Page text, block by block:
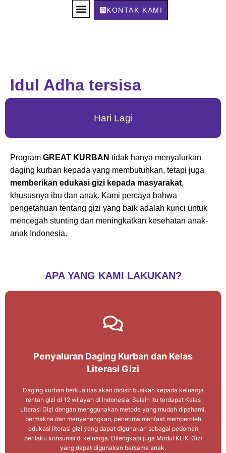
KONTAK KAMI
Idul Adha tersisa
Hari Lagi
Program GREAT KURBAN tidak hanya menyalurkan
daging kurban kepada yang membutuhkan, tetapi juga
memberikan edukasi gizi kepada masyarakat,
khususnya ibu dan anak. Kami percaya bahwa
pengetahuan tentang gizi yang baik adalah kunci untuk
mencegah stunting dan meningkatkan kesehatan anak-
anak Indonesia.
APA YANG KAMI LAKUKAN?
Penyaluran Daging Kurban dan Kelas
Literasi Gizi
Daging kurban berkualitas akan didistribusikan kepada keluarga
rentan gizi di 12 wilayah di Indonesia. Selain itu terdapat Kelas
Literasi Gizi dengan menggunakan metode yang mudah dipahami,
bermakna dan menyenangkan, penerima manfaat memperoleh
edukasi literasi gizi yang dapat digunakan sebagai pedoman
perilaku konsumsi di keluarga. Dilengkapi juga Modul KLiK-Gizi
yang dapat digunakan bersama anak.
Penyaluran Daging Kurban dan Kelas
Literasi Gizi
Daging kurban berkualitas akan didistribusikan kepada keluarga
rentan gizi di 12 wilayah di Indonesia. Selain itu terdapat Kelas
Literasi Gizi dengan menggunakan metode yang mudah dipahami,
bermakna dan menyenangkan, penerima manfaat memperoleh
edukasi literasi gizi yang dapat digunakan sebagai pedoman
perilaku konsumsi di keluarga. Dilengkapi juga Modul KLiK-Gizi
yang dapat digunakan bersama anak.